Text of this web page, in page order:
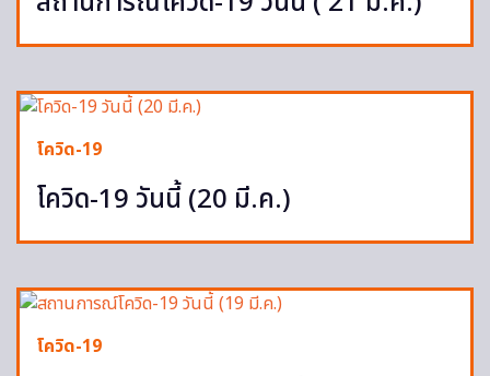
โควิด-19
โควิด-19 วันนี้ (20 มี.ค.)
โควิด-19